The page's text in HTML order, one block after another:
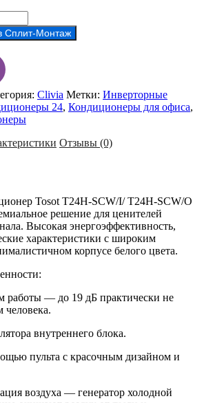
Сплит-Монтаж
Clivia Метки: Инверторные
24, Кондиционеры для офиса,
Отзывы (0)
Tosot T24H-SCW/I/ T24H-SCW/O
решение для ценителей
Высокая энергоэффективность,
характеристики с широким
корпусе белого цвета.
— до 19 дБ практически не
человека.
внутреннего блока.
пульта с красочным дизайном и
воздуха — генератор холодной